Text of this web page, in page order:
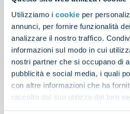
Utilizziamo i cookie per
annunci, per fornire funzionalità
analizzare il nostro traffico.
informazioni sul modo in cui
nostri partner che si occupano di
pubblicità e social media, i quali
con altre informazioni che ha
raccolto dal suo utilizzo dei loro